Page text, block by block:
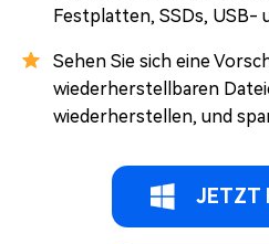
Festplatten, SSDs, USB-
Sehen Sie sich eine
wiederherstellbaren
wiederherstellen, und
JETZT